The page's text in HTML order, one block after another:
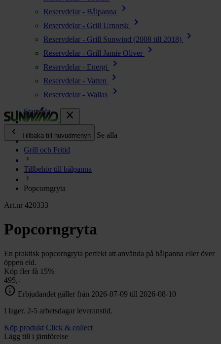
Reservdelar - Bålpanna chevron_right
Reservdelar - Grill Urnorsk chevron_right
Reservdelar - Grill Sunwind (2008 till 2018) chevron_right
Reservdelar - Grill Jamie Oliver chevron_right
Reservdelar - Energi chevron_right
Reservdelar - Vatten chevron_right
Reservdelar - Wallas
chevron_right
close
chevron_left
Tillbaka till huvudmenyn Se alla
Energi chevron_right
Kök & Gasol chevron_right
Värme chevron_right
Vatten
chevron_right
Lacanche
Reservdelar
Startsida
Grill och Fritid
Tillbehör till bålpanna
Popcorngryta
Art.nr 420333
Popcorngryta
En praktisk popcorngryta perfekt att använda på bålpanna eller över
öppen eld.
Köp fler få 15%
495,-
info Erbjudandet gäller från 2026-07-09 till 2026-08-10
I lager. 2-5 arbetsdagar leveranstid.
Köp produkt Click & collect
Lägg till i jämförelse